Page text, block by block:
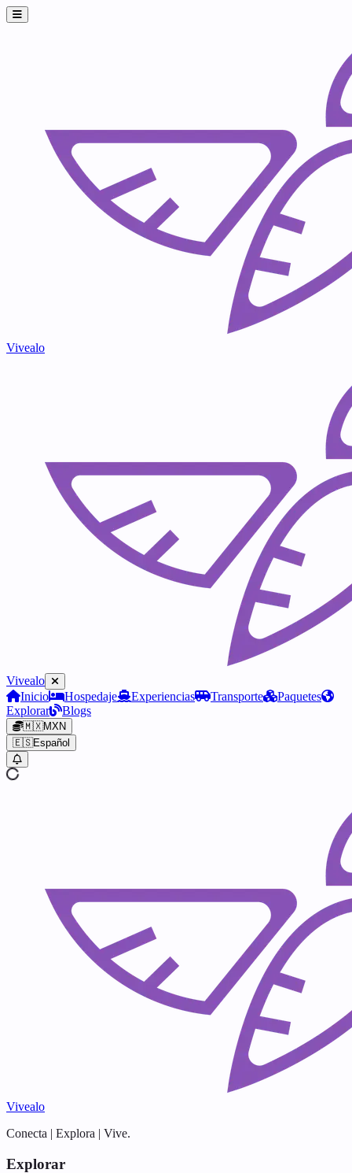
Vivealo
Vivealo
Inicio
Hospedaje Experiencias Transporte
Paquetes
Explorar
Blogs
🇲🇽MXN
🇪🇸Español
Vivealo
Conecta | Explora | Vive.
Explorar